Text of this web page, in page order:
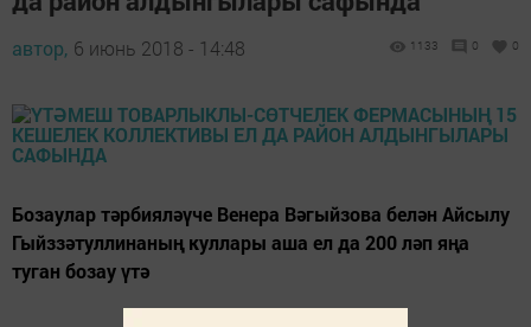
автор, 6 июнь 2018 - 14:48 1133 0 0
Бозаулар тәрбияләүче Венера Вәгыйзова белән Айсылу
Гыйззәтуллинаның куллары аша ел да 200 ләп яңа
туган бозау үтә